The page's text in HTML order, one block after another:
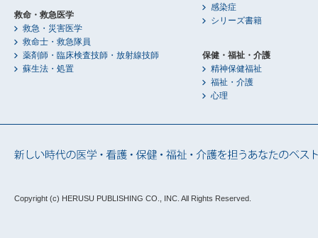
救命・救急医学
救急・災害医学
救命士・救急隊員
薬剤師・臨床検査技師・放射線技師
蘇生法・処置
感染症
シリーズ書籍
保健・福祉・介護
精神保健福祉
福祉・介護
心理
Copyright (c) HERUSU PUBLISHING CO., INC. All Rights Reserved.